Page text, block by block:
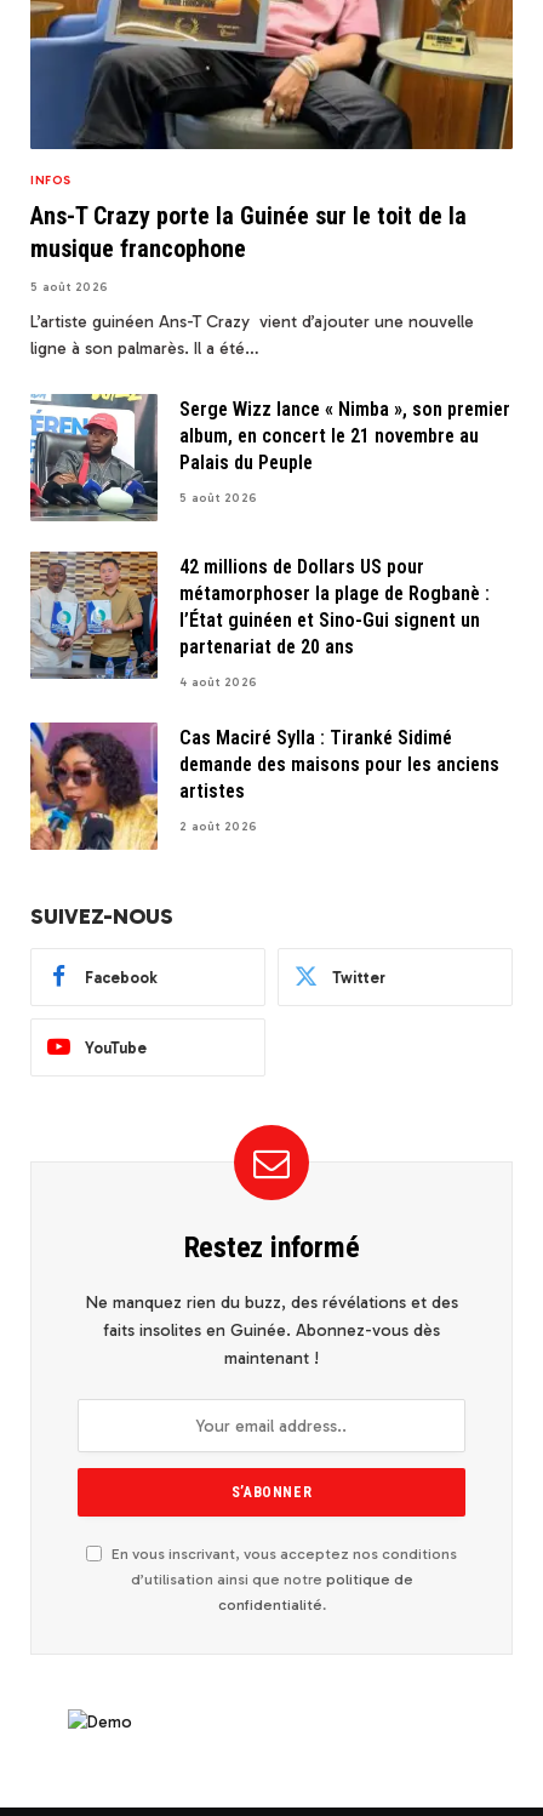
INFOS
Ans-T Crazy porte la Guinée sur le toit de la
musique francophone
5 août 2026
L’artiste guinéen Ans-T Crazy vient d’ajouter une nouvelle
ligne à son palmarès. Il a été…
Serge Wizz lance « Nimba », son premier
album, en concert le 21 novembre au
Palais du Peuple
5 août 2026
42 millions de Dollars US pour
métamorphoser la plage de Rogbanè :
l’État guinéen et Sino-Gui signent un
partenariat de 20 ans
4 août 2026
Cas Maciré Sylla : Tiranké Sidimé
demande des maisons pour les anciens
artistes
2 août 2026
SUIVEZ-NOUS
Facebook Twitter
YouTube
Restez informé
Ne manquez rien du buzz, des révélations et des
faits insolites en Guinée. Abonnez-vous dès
maintenant !
En vous inscrivant, vous acceptez nos conditions
d’utilisation ainsi que notre politique de
confidentialité.